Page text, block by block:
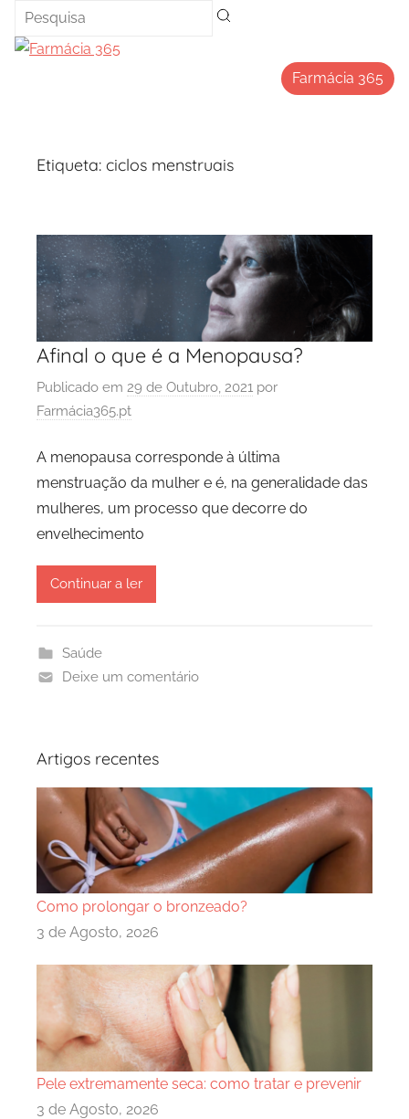
Saltar
para
Farmácia 365
Etiqueta: ciclos menstruais
Afinal o que é a Menopausa?
Publicado em 29 de Outubro, 2021 por
Farmácia365.pt
A menopausa corresponde à última
menstruação da mulher e é, na generalidade das
mulheres, um processo que decorre do
envelhecimento
Continuar a ler
Saúde
Deixe um comentário
Artigos recentes
Como prolongar o bronzeado?
3 de Agosto, 2026
Pele extremamente seca: como tratar e prevenir
3 de Agosto, 2026